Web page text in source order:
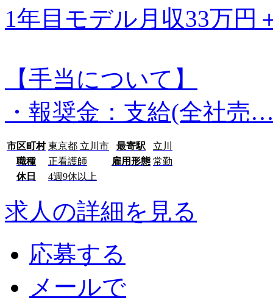
1年目モデル月収33万円
【手当について】
・報奨金：支給(全社売
市区町村 東京都 立川市 最寄駅
立川
職種
正看護師 雇用形態 常勤
休日
4週9休以上
求人の詳細を見る
応募する
メールで